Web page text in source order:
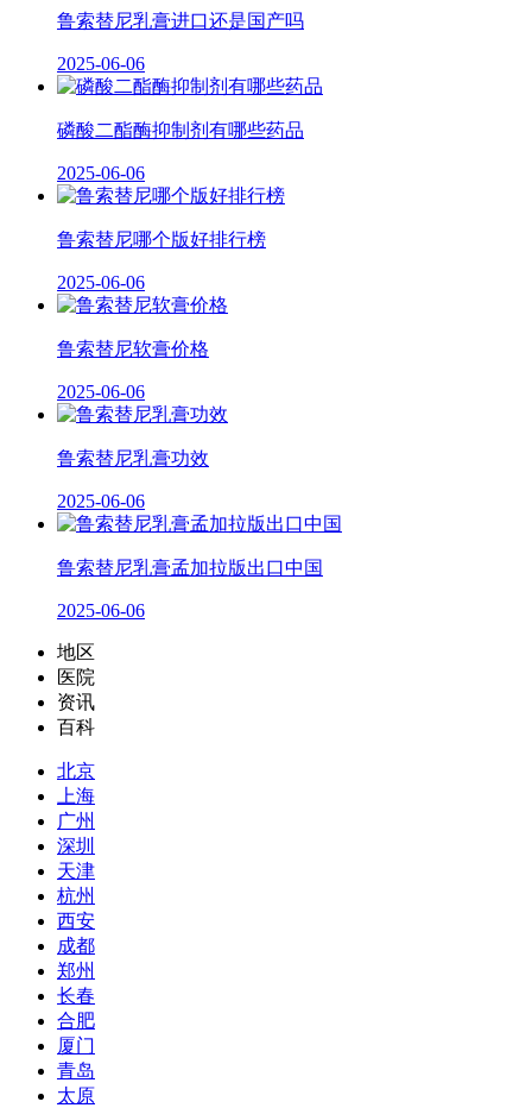
鲁索替尼乳膏进口还是国产吗
2025-06-06
磷酸二酯酶抑制剂有哪些药品
2025-06-06
鲁索替尼哪个版好排行榜
2025-06-06
鲁索替尼软膏价格
2025-06-06
鲁索替尼乳膏功效
2025-06-06
鲁索替尼乳膏孟加拉版出口中国
2025-06-06
地区
医院
资讯
百科
北京
上海
广州
深圳
天津
杭州
西安
成都
郑州
长春
合肥
厦门
青岛
太原